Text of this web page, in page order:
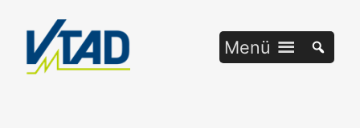
springen
Menü